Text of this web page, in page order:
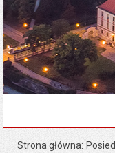
Strona główna